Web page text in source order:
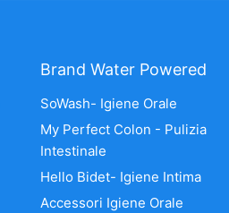
Brand Water Powered
SoWash- Igiene Orale
My Perfect Colon - Pulizia
Intestinale
Hello Bidet- Igiene Intima
Accessori Igiene Orale